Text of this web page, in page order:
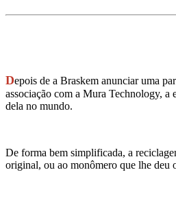
Depois de a Braskem anunciar uma
associação com a Mura Technology, a
dela no mundo.
De forma bem simplificada, a
original, ou ao monômero que lhe deu